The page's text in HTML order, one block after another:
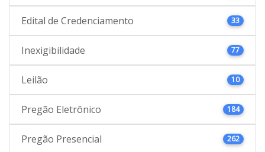
Edital de Credenciamento 33
Inexigibilidade 77
Leilão 10
Pregão Eletrônico 184
Pregão Presencial 262